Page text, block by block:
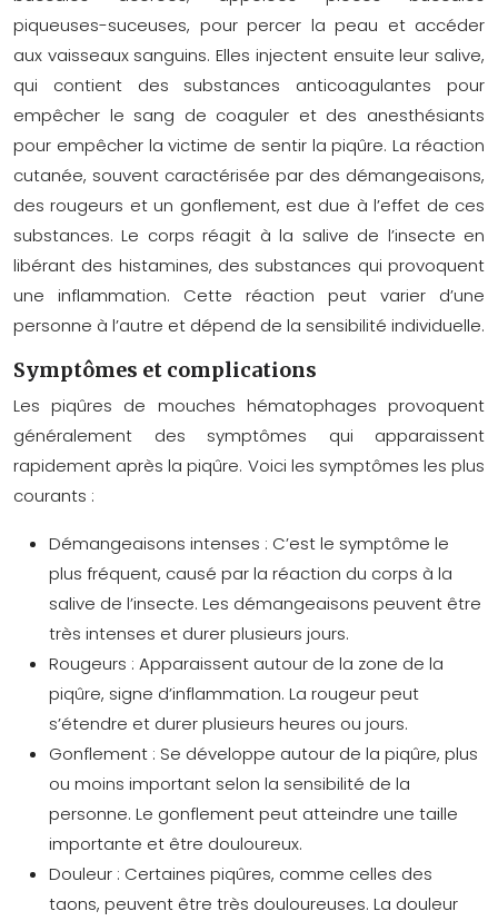
piqueuses-suceuses, pour percer la peau et accéder
aux vaisseaux sanguins. Elles injectent ensuite leur salive,
qui contient des substances anticoagulantes pour
empêcher le sang de coaguler et des anesthésiants
pour empêcher la victime de sentir la piqûre. La réaction
cutanée, souvent caractérisée par des démangeaisons,
des rougeurs et un gonflement, est due à l’effet de ces
substances. Le corps réagit à la salive de l’insecte en
libérant des histamines, des substances qui provoquent
une inflammation. Cette réaction peut varier d’une
personne à l’autre et dépend de la sensibilité individuelle.
Symptômes et complications
Les piqûres de mouches hématophages provoquent
généralement des symptômes qui apparaissent
rapidement après la piqûre. Voici les symptômes les plus
courants :
Démangeaisons intenses : C’est le symptôme le
plus fréquent, causé par la réaction du corps à la
salive de l’insecte. Les démangeaisons peuvent être
très intenses et durer plusieurs jours.
Rougeurs : Apparaissent autour de la zone de la
piqûre, signe d’inflammation. La rougeur peut
s’étendre et durer plusieurs heures ou jours.
Gonflement : Se développe autour de la piqûre, plus
ou moins important selon la sensibilité de la
personne. Le gonflement peut atteindre une taille
importante et être douloureux.
Douleur : Certaines piqûres, comme celles des
taons, peuvent être très douloureuses. La douleur